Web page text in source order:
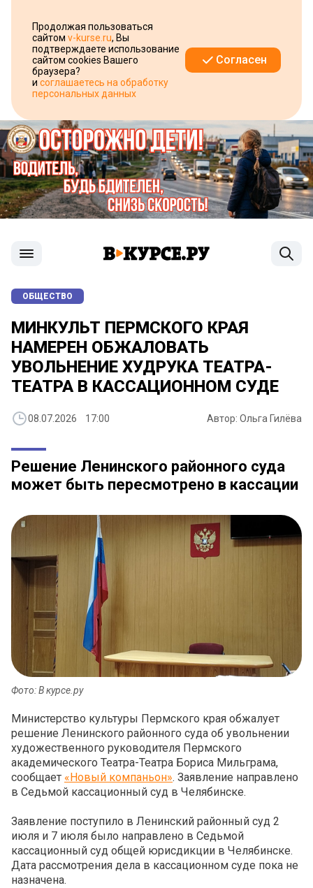
Продолжая пользоваться
сайтом v-kurse.ru, Вы
подтверждаете использование
сайтом cookies Вашего
браузера?
и соглашаетесь на обработку
персональных данных
Согласен
ОБЩЕСТВО
МИНКУЛЬТ ПЕРМСКОГО КРАЯ
НАМЕРЕН ОБЖАЛОВАТЬ
УВОЛЬНЕНИЕ ХУДРУКА ТЕАТРА-
ТЕАТРА В КАССАЦИОННОМ СУДЕ
08.07.2026 17:00 Автор: Ольга Гилёва
Решение Ленинского районного суда
может быть пересмотрено в кассации
Фото: В курсе.ру
Министерство культуры Пермского края обжалует
решение Ленинского районного суда об увольнении
художественного руководителя Пермского
академического Театра-Театра Бориса Мильграма,
сообщает «Новый компаньон». Заявление направлено
в Седьмой кассационный суд в Челябинске.
Заявление поступило в Ленинский районный суд 2
июля и 7 июля было направлено в Седьмой
кассационный суд общей юрисдикции в Челябинске.
Дата рассмотрения дела в кассационном суде пока не
назначена.